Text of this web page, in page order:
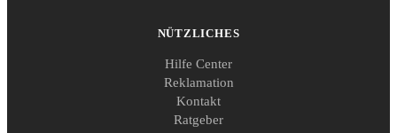
NÜTZLICHES
Hilfe Center
Reklamation
Kontakt
Ratgeber